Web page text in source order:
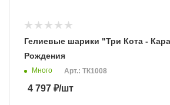
Гелиевые шарики "Три Кота -
Рождения
Много Арт.: ТК1008
4 797 ₽/шт